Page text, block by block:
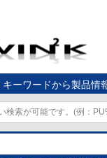
キーワードから製品情